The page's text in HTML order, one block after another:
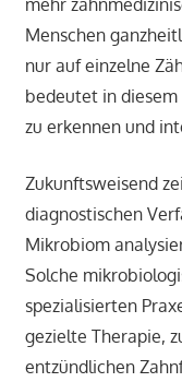
Menschen
nur auf einzelne
bedeutet in
zu erkennen und
Zukunftsweisend
diagnostischen
Mikrobiom
Solche
spezialisierten
gezielte Therapie,
entzündlichen